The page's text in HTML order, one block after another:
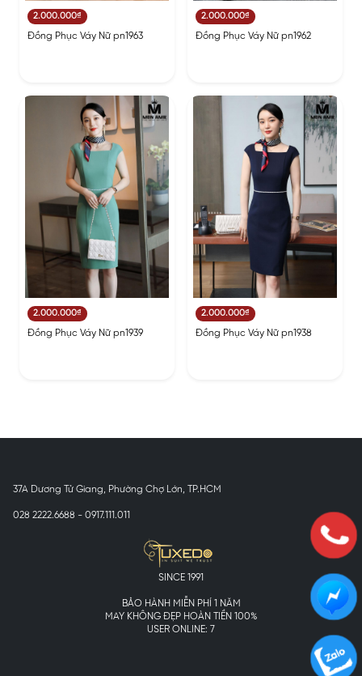
2.000.000₫
Đồng Phục Váy Nữ pn1963
2.000.000₫
Đồng Phục Váy Nữ pn1962
2.000.000₫
Đồng Phục Váy Nữ pn1939
2.000.000₫
Đồng Phục Váy Nữ pn1938
37A Dương Tử Giang, Phường Chợ Lớn, TP.HCM
028 2222.6688 - 0917.111.011
SINCE 1991
BẢO HÀNH MIỄN PHÍ 1 NĂM
MAY KHÔNG ĐẸP HOÀN TIỀN 100%
USER ONLINE: 7